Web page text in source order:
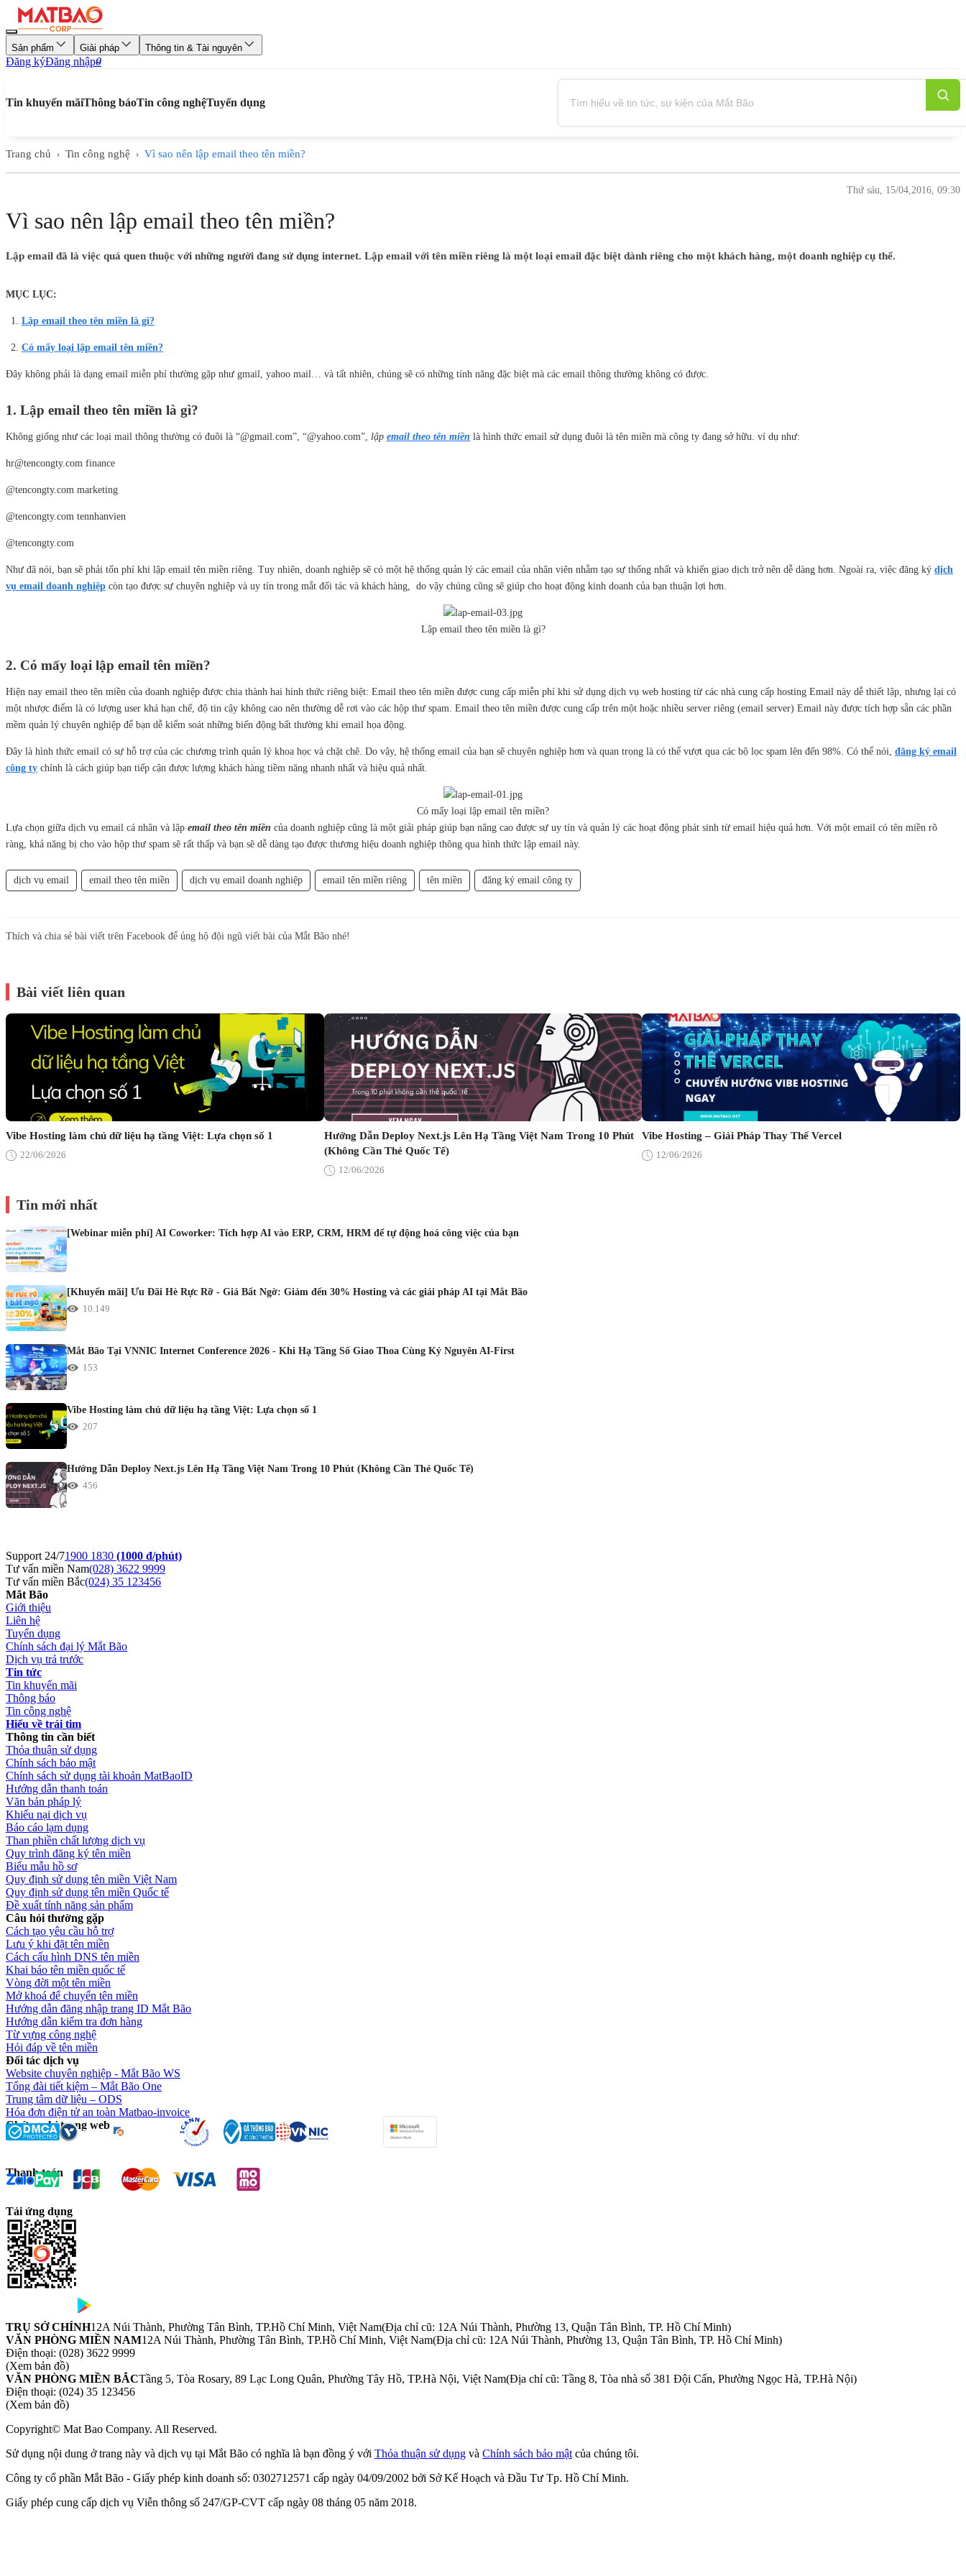
Sản phẩm Giải pháp Thông tin & Tài nguyên
Đăng kýĐăng nhập0
Tin khuyến mãiThông báoTin công nghệTuyển dụng
Trang chủ › Tin công nghệ › Vì sao nên lập email theo tên miền?
Thứ sáu, 15/04,2016, 09:30
Vì sao nên lập email theo tên miền?
Lập email đã là việc quá quen thuộc với những người đang sử dụng internet. Lập email với tên miền riêng là một loại email đặc biệt dành riêng cho một khách hàng, một doanh nghiệp cụ thể.
MỤC LỤC:
Lập email theo tên miền là gì?
Có mấy loại lập email tên miền?
Đây không phải là dạng email miễn phí thường gặp như gmail, yahoo mail… và tất nhiên, chúng sẽ có những tính năng đặc biệt mà các email thông thường không có được.
1. Lập email theo tên miền là gì?
Không giống như các loại mail thông thường có đuôi là “@gmail.com”, “@yahoo.com”, lập email theo tên miền là hình thức email sử dụng đuôi là tên miền mà công ty đang sở hữu. ví dụ như:
hr@tencongty.com finance
@tencongty.com marketing
@tencongty.com tennhanvien
@tencongty.com
Như đã nói, bạn sẽ phải tốn phí khi lập email tên miền riêng. Tuy nhiên, doanh nghiệp sẽ có một hệ thống quản lý các email của nhân viên nhằm tạo sự thống nhất và khiến giao dịch trở nên dễ dàng hơn. Ngoài ra, việc đăng ký dịch
vụ email doanh nghiệp còn tạo được sự chuyên nghiệp và uy tín trong mắt đối tác và khách hàng, do vậy chúng cũng sẽ giúp cho hoạt động kinh doanh của bạn thuận lợi hơn.
Lập email theo tên miền là gì?
2. Có mấy loại lập email tên miền?
Hiện nay email theo tên miền của doanh nghiệp được chia thành hai hình thức riêng biệt: Email theo tên miền được cung cấp miễn phí khi sử dụng dịch vụ web hosting từ các nhà cung cấp hosting Email này dễ thiết lập, nhưng lại có
một nhược điểm là có lượng user khá hạn chế, độ tin cậy không cao nên thường dễ rơi vào các hộp thư spam. Email theo tên miền được cung cấp trên một hoặc nhiều server riêng (email server) Email này được tích hợp sẵn các phần
mềm quản lý chuyên nghiệp để bạn dễ kiểm soát những biến động bất thường khi email họa động.
Đây là hình thức email có sự hỗ trợ của các chương trình quản lý khoa học và chặt chẽ. Do vậy, hệ thống email của bạn sẽ chuyên nghiệp hơn và quan trọng là có thể vượt qua các bộ lọc spam lên đến 98%. Có thể nói, đăng ký email
công ty chính là cách giúp bạn tiếp cận được lượng khách hàng tiềm năng nhanh nhất và hiệu quả nhất.
Có mấy loại lập email tên miền?
Lựa chọn giữa dịch vụ email cá nhân và lập email theo tên miền của doanh nghiệp cũng là một giải pháp giúp bạn nâng cao được sự uy tín và quản lý các hoạt động phát sinh từ email hiệu quả hơn. Với một email có tên miền rõ
ràng, khả năng bị cho vào hộp thư spam sẽ rất thấp và bạn sẽ dễ dàng tạo được thương hiệu doanh nghiệp thông qua hình thức lập email này.
dịch vụ email email theo tên miền dịch vụ email doanh nghiệp email tên miền riêng tên miền đăng ký email công ty
Thích và chia sẻ bài viết trên Facebook để ủng hộ đội ngũ viết bài của Mắt Bão nhé!
Bài viết liên quan
Vibe Hosting làm chủ dữ liệu hạ tầng Việt: Lựa chọn số 1
22/06/2026
Hướng Dẫn Deploy Next.js Lên Hạ Tầng Việt Nam Trong 10 Phút
(Không Cần Thẻ Quốc Tế)
12/06/2026
Vibe Hosting – Giải Pháp Thay Thế Vercel
12/06/2026
Tin mới nhất
[Webinar miễn phí] AI Coworker: Tích hợp AI vào ERP, CRM, HRM để tự động hoá công việc của bạn
[Khuyến mãi] Ưu Đãi Hè Rực Rỡ - Giá Bất Ngờ: Giảm đến 30% Hosting và các giải pháp AI tại Mắt Bão
10.149
Mắt Bão Tại VNNIC Internet Conference 2026 - Khi Hạ Tầng Số Giao Thoa Cùng Kỷ Nguyên AI-First
153
Vibe Hosting làm chủ dữ liệu hạ tầng Việt: Lựa chọn số 1
207
Hướng Dẫn Deploy Next.js Lên Hạ Tầng Việt Nam Trong 10 Phút (Không Cần Thẻ Quốc Tế)
456
Support 24/71900 1830 (1000 đ/phút)
Tư vấn miền Nam(028) 3622 9999
Tư vấn miền Bắc(024) 35 123456
Mắt Bão
Giới thiệu
Liên hệ
Tuyển dụng
Chính sách đại lý Mắt Bão
Dịch vụ trả trước
Tin tức
Tin khuyến mãi
Thông báo
Tin công nghệ
Hiểu về trái tim
Thông tin cần biết
Thỏa thuận sử dụng
Chính sách bảo mật
Chính sách sử dụng tài khoản MatBaoID
Hướng dẫn thanh toán
Văn bản pháp lý
Khiếu nại dịch vụ
Báo cáo lạm dụng
Than phiền chất lượng dịch vụ
Quy trình đăng ký tên miền
Biểu mẫu hồ sơ
Quy định sử dụng tên miền Việt Nam
Quy định sử dụng tên miền Quốc tế
Đề xuất tính năng sản phẩm
Câu hỏi thường gặp
Cách tạo yêu cầu hỗ trợ
Lưu ý khi đặt tên miền
Cách cấu hình DNS tên miền
Khai báo tên miền quốc tế
Vòng đời một tên miền
Mở khoá để chuyển tên miền
Hướng dẫn đăng nhập trang ID Mắt Bão
Hướng dẫn kiểm tra đơn hàng
Từ vựng công nghệ
Hỏi đáp về tên miền
Đối tác dịch vụ
Website chuyên nghiệp - Mắt Bão WS
Tổng đài tiết kiệm – Mắt Bão One
Trung tâm dữ liệu – ODS
Hóa đơn điện tử an toàn Matbao-invoice
Chứng chỉ trang web
Thanh toán
Tải ứng dụng
TRỤ SỞ CHÍNH12A Núi Thành, Phường Tân Bình, TP.Hồ Chí Minh, Việt Nam(Địa chỉ cũ: 12A Núi Thành, Phường 13, Quận Tân Bình, TP. Hồ Chí Minh)
VĂN PHÒNG MIỀN NAM12A Núi Thành, Phường Tân Bình, TP.Hồ Chí Minh, Việt Nam(Địa chỉ cũ: 12A Núi Thành, Phường 13, Quận Tân Bình, TP. Hồ Chí Minh)
Điện thoại: (028) 3622 9999
(Xem bản đồ)
VĂN PHÒNG MIỀN BẮCTầng 5, Tòa Rosary, 89 Lạc Long Quân, Phường Tây Hồ, TP.Hà Nội, Việt Nam(Địa chỉ cũ: Tầng 8, Tòa nhà số 381 Đội Cấn, Phường Ngọc Hà, TP.Hà Nội)
Điện thoại: (024) 35 123456
(Xem bản đồ)
Copyright© Mat Bao Company. All Reserved.
Sử dụng nội dung ở trang này và dịch vụ tại Mắt Bão có nghĩa là bạn đồng ý với Thỏa thuận sử dụng và Chính sách bảo mật của chúng tôi.
Công ty cổ phần Mắt Bão - Giấy phép kinh doanh số: 0302712571 cấp ngày 04/09/2002 bởi Sở Kế Hoạch và Đầu Tư Tp. Hồ Chí Minh.
Giấy phép cung cấp dịch vụ Viễn thông số 247/GP-CVT cấp ngày 08 tháng 05 năm 2018.